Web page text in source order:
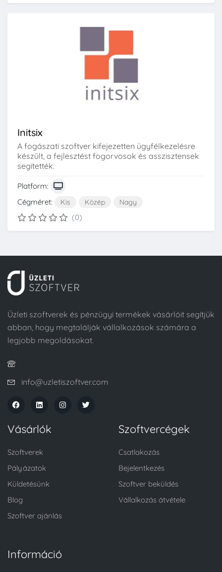
Initsix
A fogászati szoftver kifejezetten ügyfélkezelésre
készült, a fejlesztést fogorvosok és asszisztensek
segítették.
Platform:
Cégméret:
Kis Közép Nagy
(0)
Üzleti szoftverek és pénzügyi termékek vásárlóit segítjük
abban, hogy megtalálják vállalkozások számára a
legjobb megoldásokat.
info@uzletiszoftver.com
Vásárlók
Szoftverek
Pályázatok
Küldetésünk
Blog
Szoftver ajánlás
Szoftvercégek
Csatlakozás
Bejelentkezés
Szoftver beküldés
Vállalkozás átvétele
Információ